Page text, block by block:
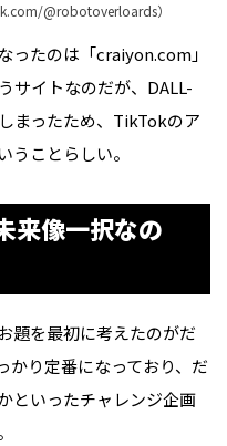
@robotoverloards）
ったのは「craiyon.com」
イトなのだが、DALL-
まったため、TikTokのア
うことらしい。
来像一択なの
題を最初に考えたのがだ
かり定番になっており、だ
といったチャレンジ企画